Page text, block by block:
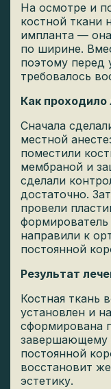
На осмотре и
костной ткани
импланта —
по ширине.
поэтому перед
требовалось
Как проходило
Сначала
местной
поместили
мембраной и
сделали
достаточно.
провели
направили к
постоянной
Результат
Костная ткань
установлен и
сформирована
завершающему
постоянной
восстановит
эстетику.